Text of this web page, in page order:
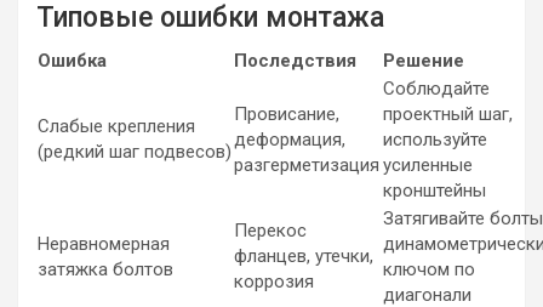
Типовые ошибки монтажа
Ошибка Последствия Решение
Слабые крепления
(редкий шаг подвесов)
Провисание,
деформация,
разгерметизация
Соблюдайте
проектный шаг,
используйте
усиленные
кронштейны
Неравномерная
затяжка болтов
Перекос
фланцев, утечки,
коррозия
Затягивайте болты
ключом по
диагонали